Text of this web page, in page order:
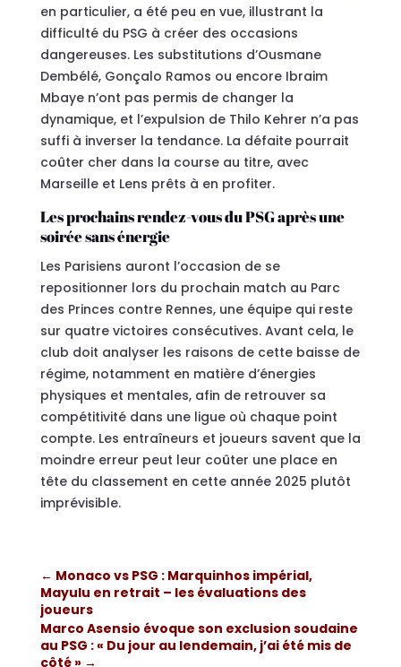
en particulier, a été peu en vue, illustrant la
difficulté du PSG à créer des occasions
dangereuses. Les substitutions d’Ousmane
Dembélé, Gonçalo Ramos ou encore Ibraim
Mbaye n’ont pas permis de changer la
dynamique, et l’expulsion de Thilo Kehrer n’a pas
suffi à inverser la tendance. La défaite pourrait
coûter cher dans la course au titre, avec
Marseille et Lens prêts à en profiter.
Les prochains rendez-vous du PSG après une
soirée sans énergie
Les Parisiens auront l’occasion de se
repositionner lors du prochain match au Parc
des Princes contre Rennes, une équipe qui reste
sur quatre victoires consécutives. Avant cela, le
club doit analyser les raisons de cette baisse de
régime, notamment en matière d’énergies
physiques et mentales, afin de retrouver sa
compétitivité dans une ligue où chaque point
compte. Les entraîneurs et joueurs savent que la
moindre erreur peut leur coûter une place en
tête du classement en cette année 2025 plutôt
imprévisible.
← Monaco vs PSG : Marquinhos impérial,
Mayulu en retrait – les évaluations des
joueurs
Marco Asensio évoque son exclusion soudaine
au PSG : « Du jour au lendemain, j’ai été mis de
côté »→